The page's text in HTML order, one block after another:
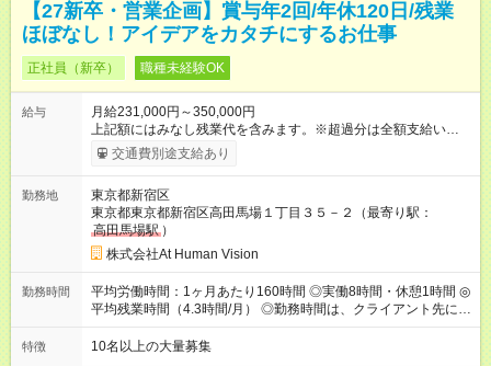
【27新卒・営業企画】賞与年2回/年休120日/残業
ほぼなし！アイデアをカタチにするお仕事
正社員（新卒） 職種未経験OK
給与
月給231,000円～350,000円
上記額にはみなし残業代を含みます。※超過分は全額支給いたし
ます。 みなし残業代 24,000円 ～ 37,000円／月 みなし残業時
間 15時間／月 【給与】 月給： 大卒・院卒 ：243，000
（固定残業代 24，000円） 賞与：年２回 （業績連動型） 昇
給：年２回（3月、9月) 試用期間：6ヶ月 ※上記額にはみなし残
業代（月15時間分）が含まれた 金額になります。超過分は追加
で全額支給。 【頑張りを給与・キャリアに還元します】 年に2
回⼈事評価があり等級が決まります。 等級に合わせた給与設定
のため、若い内からでも頑張り次第で給与アップが叶います。
⼀般職（20～31万円）→リーダー（⽉給26～36万円） →係⻑
～58万円） 【試用期間】試用期間あり 試用期間の長さ：6ヶ月
※ 雇用形態と給与に、本採用時と異なる部分があります。 雇用
交通費別途支給あり
勤務地
東京都新宿区
東京都東京都新宿区高田馬場１丁目３５－２（最寄り駅：
高田馬場駅 ）
株式会社At Human Vision
勤務時間
平均労働時間：1ヶ月あたり160時間 ◎実働8時間・休憩1時間 ◎
平均残業時間（4.3時間/月） ◎勤務時間は、クライアント先に
より異なります。 ※＜シフト例＞ 10:00～19:00／11:00～
20:00 平均労働時間：1ヶ月あたり160時間 ◎実働8時間・休憩1
特徴 10名以上の大量募集